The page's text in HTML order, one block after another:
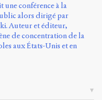
une conférence à la
alors dirigé par
Auteur et éditeur,
de concentration de la
aux États-Unis et en